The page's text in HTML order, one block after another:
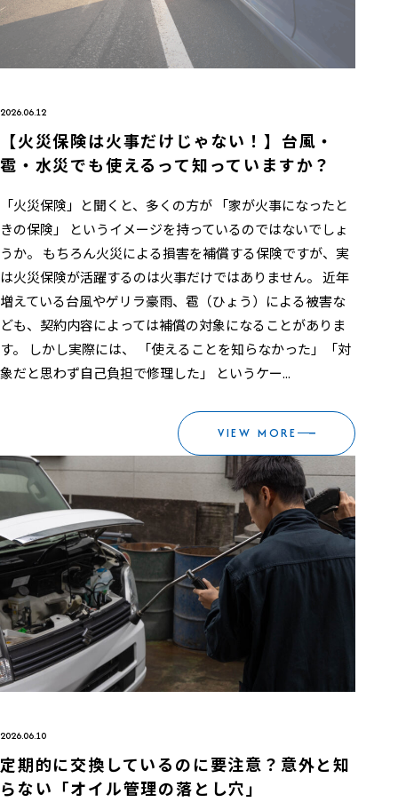
2026.06.12
【火災保険は火事だけじゃない！】台風・
雹・水災でも使えるって知っていますか？
「火災保険」と聞くと、多くの方が 「家が火事になったと
きの保険」 というイメージを持っているのではないでしょ
うか。 もちろん火災による損害を補償する保険ですが、実
は火災保険が活躍するのは火事だけではありません。 近年
増えている台風やゲリラ豪雨、雹（ひょう）による被害な
ども、契約内容によっては補償の対象になることがありま
す。 しかし実際には、 「使えることを知らなかった」「対
象だと思わず自己負担で修理した」 というケー...
VIEW MORE
2026.06.10
定期的に交換しているのに要注意？意外と知
らない「オイル管理の落とし穴」